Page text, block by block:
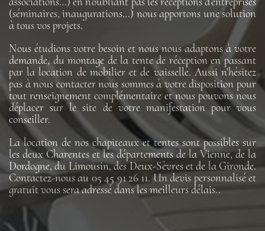
(séminaires, inaugurations…) nous apportons une solution
à tous vos projets.
Nous étudions votre besoin et nous nous adaptons à votre
demande, du montage de la tente de réception en passant
par la location de mobilier et de vaisselle. Aussi n'hésitez
pas à nous contacter nous sommes à votre disposition pour
tout renseignement complémentaire et nous pouvons nous
déplacer sur le site de votre manifestation pour vous
conseiller.
La location de nos chapiteaux et tentes sont possibles sur
les deux Charentes et les départements de la Vienne, de la
Dordogne, du Limousin, des Deux-Sèvres et de la Gironde.
Contactez-nous au 05 45 91 26 11. Un devis personnalisé et
gratuit vous sera adressé dans les meilleurs délais..